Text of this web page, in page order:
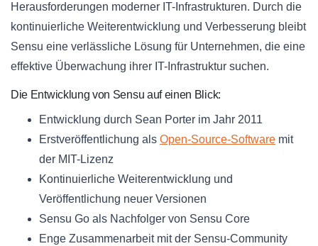
Herausforderungen moderner IT-Infrastrukturen. Durch die
kontinuierliche Weiterentwicklung und Verbesserung bleibt
Sensu eine verlässliche Lösung für Unternehmen, die eine
effektive Überwachung ihrer IT-Infrastruktur suchen.
Die Entwicklung von Sensu auf einen Blick:
Entwicklung durch Sean Porter im Jahr 2011
Erstveröffentlichung als Open-Source-Software mit
der MIT-Lizenz
Kontinuierliche Weiterentwicklung und
Veröffentlichung neuer Versionen
Sensu Go als Nachfolger von Sensu Core
Enge Zusammenarbeit mit der Sensu-Community